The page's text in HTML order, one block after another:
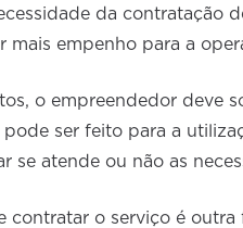
da contratação
mais empenho para a
o empreendedor deve
ser feito para a
se atende ou não as
contratar o serviço é